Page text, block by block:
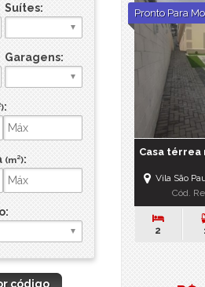
Pronto Para
Casa térrea
Vila São
Cód.
2
Suítes:
Garagens:
:
(m²):
código